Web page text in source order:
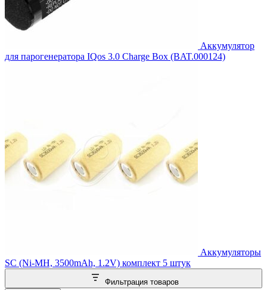
Аккумулятор
для парогенератора IQos 3.0 Charge Box (BAT.000124)
Аккумуляторы
SC (Ni-MH, 3500mAh, 1.2V) комплект 5 штук
Фильтрация товаров